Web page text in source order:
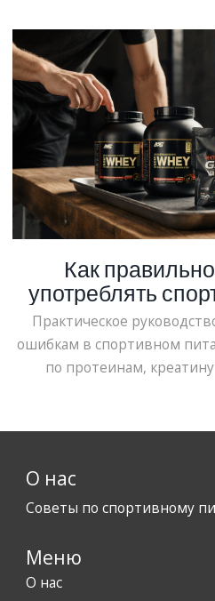
Как
употреблять
Практическое
ошибкам в спортивном
по протеинам,
О нас
Советы по спортивному
Меню
О нас